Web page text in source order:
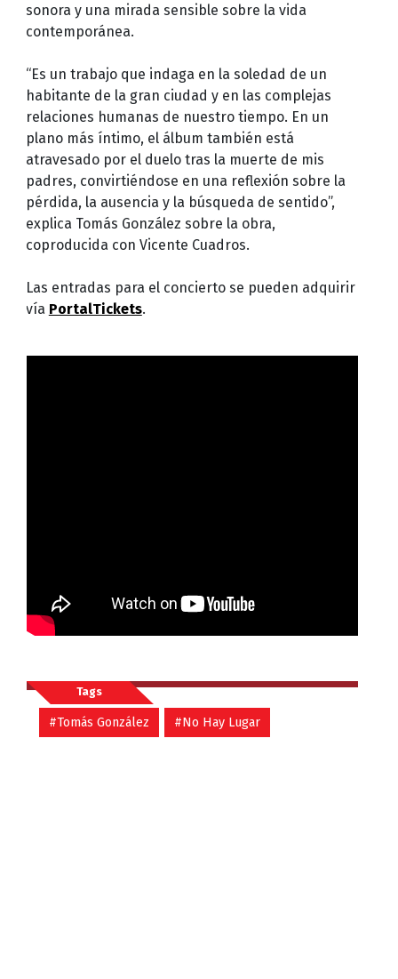
sonora y una mirada sensible sobre la vida
contemporánea.
“Es un trabajo que indaga en la soledad de un
habitante de la gran ciudad y en las complejas
relaciones humanas de nuestro tiempo. En un
plano más íntimo, el álbum también está
atravesado por el duelo tras la muerte de mis
padres, convirtiéndose en una reflexión sobre la
pérdida, la ausencia y la búsqueda de sentido”,
explica Tomás González sobre la obra,
coproducida con Vicente Cuadros.
Las entradas para el concierto se pueden adquirir
vía PortalTickets.
Tags
#Tomás González #No Hay Lugar